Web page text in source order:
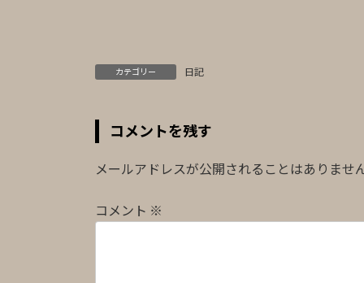
カテゴリー 日記
コメントを残す
メールアドレスが公開されることはありません
コメント ※